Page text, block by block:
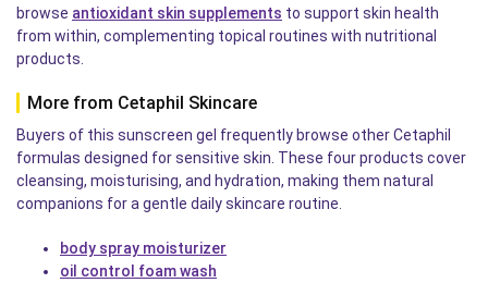
browse antioxidant skin supplements to support skin health
from within, complementing topical routines with nutritional
products.
More from Cetaphil Skincare
Buyers of this sunscreen gel frequently browse other Cetaphil
formulas designed for sensitive skin. These four products cover
cleansing, moisturising, and hydration, making them natural
companions for a gentle daily skincare routine.
body spray moisturizer
oil control foam wash